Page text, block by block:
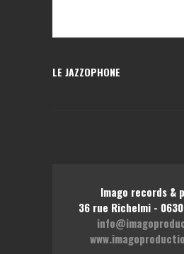
LE JAZZOPHONE
Imago records &
36 rue Richelmi -